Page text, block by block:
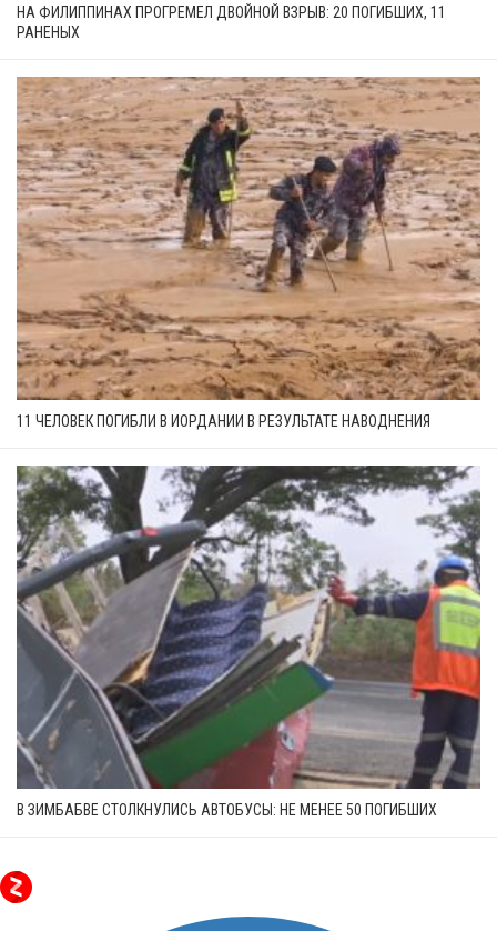
НА ФИЛИППИНАХ ПРОГРЕМЕЛ ДВОЙНОЙ ВЗРЫВ: 20 ПОГИБШИХ, 11
РАНЕНЫХ
11 ЧЕЛОВЕК ПОГИБЛИ В ИОРДАНИИ В РЕЗУЛЬТАТЕ НАВОДНЕНИЯ
В ЗИМБАБВЕ СТОЛКНУЛИСЬ АВТОБУСЫ: НЕ МЕНЕЕ 50 ПОГИБШИХ